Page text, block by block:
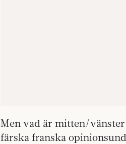
Men vad är mitten/
färska franska